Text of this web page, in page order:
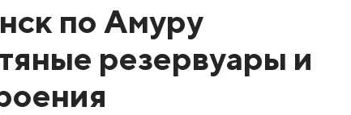
по Амуру
резервуары и